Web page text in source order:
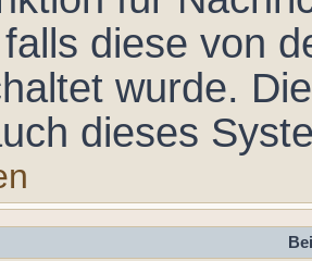
diese von
wurde.
dieses